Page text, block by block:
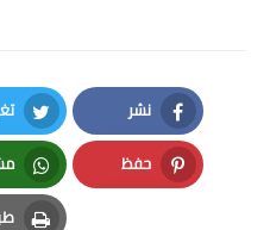
نشر
Facebook
حفظ
Pinterest